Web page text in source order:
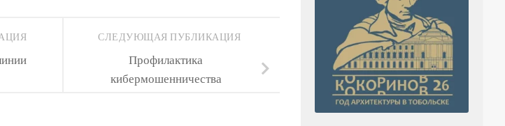
СЛЕДУЮЩАЯ ПУБЛИКАЦИЯ
Профилактика
кибермошенничества